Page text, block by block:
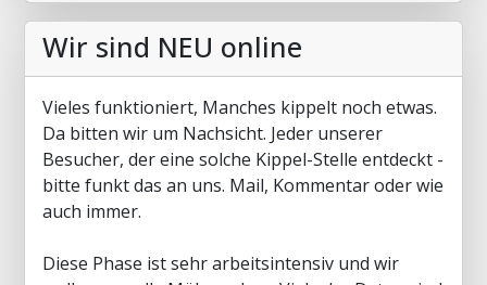
Wir sind NEU online
Vieles funktioniert, Manches kippelt noch etwas.
Da bitten wir um Nachsicht. Jeder unserer
Besucher, der eine solche Kippel-Stelle entdeckt -
bitte funkt das an uns. Mail, Kommentar oder wie
auch immer.
Diese Phase ist sehr arbeitsintensiv und wir